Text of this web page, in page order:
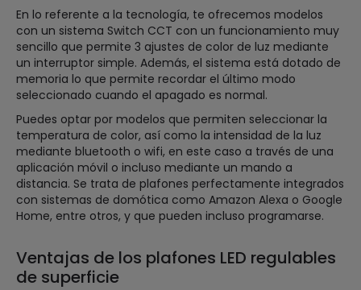
En lo referente a la tecnología, te ofrecemos modelos
con un sistema Switch CCT con un funcionamiento muy
sencillo que permite 3 ajustes de color de luz mediante
un interruptor simple. Además, el sistema está dotado de
memoria lo que permite recordar el último modo
seleccionado cuando el apagado es normal.
Puedes optar por modelos que permiten seleccionar la
temperatura de color, así como la intensidad de la luz
mediante bluetooth o wifi, en este caso a través de una
aplicación móvil o incluso mediante un mando a
distancia. Se trata de plafones perfectamente integrados
con sistemas de domótica como Amazon Alexa o Google
Home, entre otros, y que pueden incluso programarse.
Ventajas de los plafones LED regulables
de superficie